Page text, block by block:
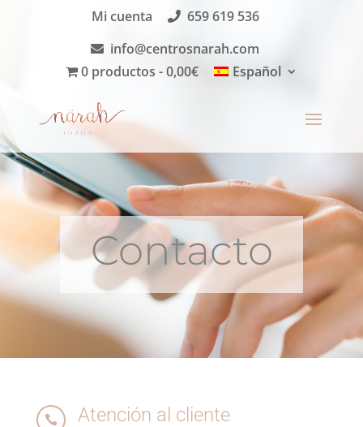
Mi cuenta
659 619 536
info@centrosnarah.com
0 productos
0,00€ Español
Contacto
 Atención al cliente